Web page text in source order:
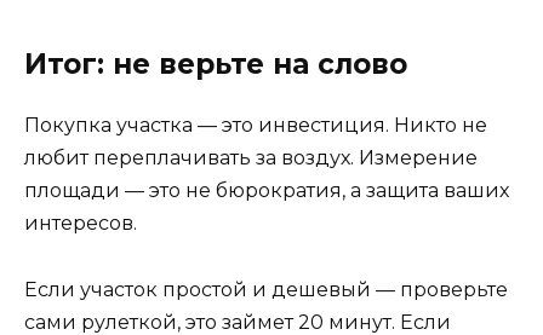
Итог: не верьте на слово
Покупка участка — это инвестиция. Никто не
любит переплачивать за воздух. Измерение
площади — это не бюрократия, а защита ваших
интересов.
Если участок простой и дешевый — проверьте
сами рулеткой, это займет 20 минут. Если